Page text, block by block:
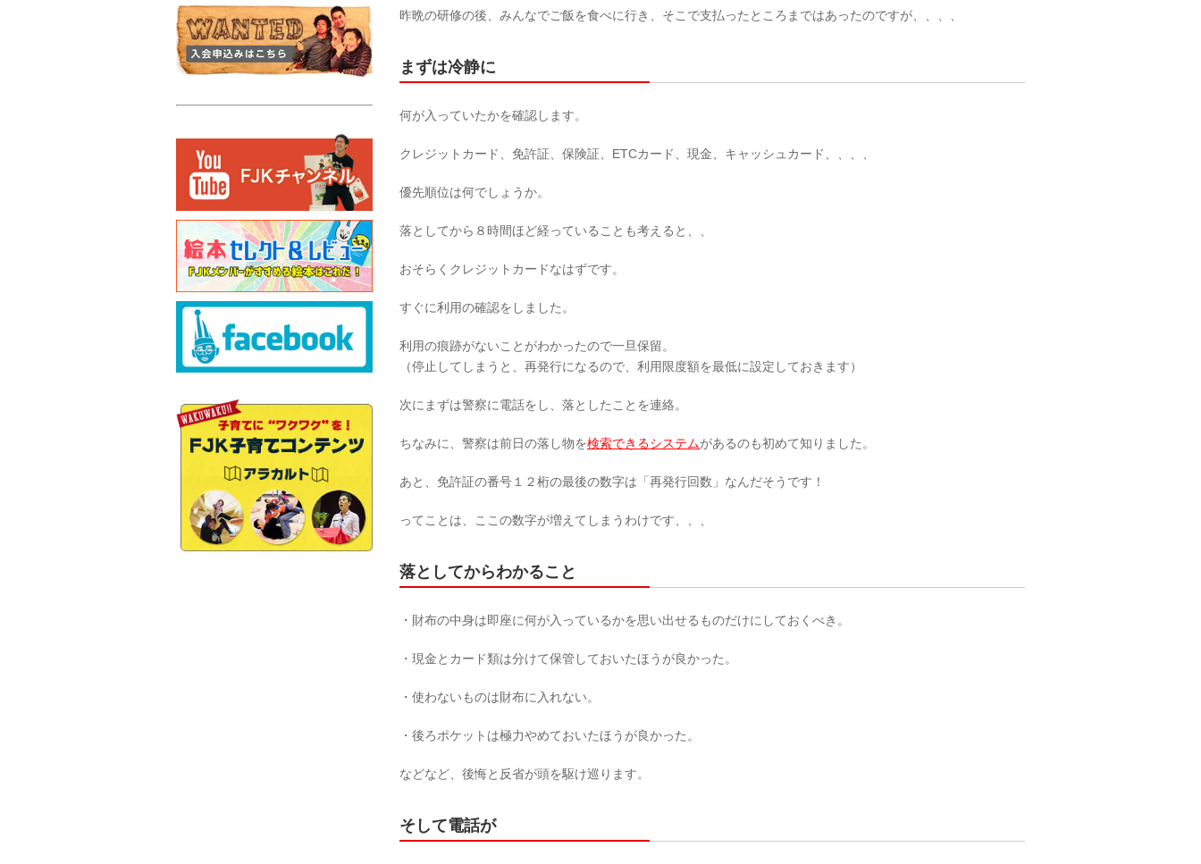
昨晩の研修の後、みんなでご飯を食べに行き、そこで支払ったところまではあったのですが、、、、
まずは冷静に
何が入っていたかを確認します。
クレジットカード、免許証、保険証、ETCカード、現金、キャッシュカード、、、、
優先順位は何でしょうか。
落としてから８時間ほど経っていることも考えると、、
おそらくクレジットカードなはずです。
すぐに利用の確認をしました。
利用の痕跡がないことがわかったので一旦保留。
（停止してしまうと、再発行になるので、利用限度額を最低に設定しておきます）
次にまずは警察に電話をし、落としたことを連絡。
ちなみに、警察は前日の落し物を検索できるシステムがあるのも初めて知りました。
あと、免許証の番号１２桁の最後の数字は「再発行回数」なんだそうです！
ってことは、ここの数字が増えてしまうわけです、、、
落としてからわかること
・財布の中身は即座に何が入っているかを思い出せるものだけにしておくべき。
・現金とカード類は分けて保管しておいたほうが良かった。
・使わないものは財布に入れない。
・後ろポケットは極力やめておいたほうが良かった。
などなど、後悔と反省が頭を駆け巡ります。
そして電話が